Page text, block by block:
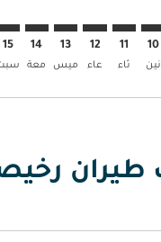
10
نين
11
ثاء
12
عاء
13
ميس
14
معة
15
طيران